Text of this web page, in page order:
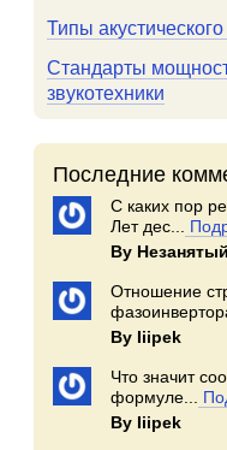
Типы
Стандарты
звукотехники
Последние
С каких пор
Лет дес...
By
Отношение
By Iiipek
Что значит
формуле...
By Iiipek